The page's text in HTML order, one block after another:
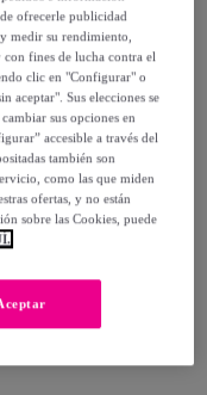
ofrecerle publicidad
medir su rendimiento,
con fines de lucha contra el
clic en "Configurar" o
aceptar". Sus elecciones se
sus opciones en
accesible a través del
también son
como las que miden
ofertas, y no están
sobre las Cookies, puede